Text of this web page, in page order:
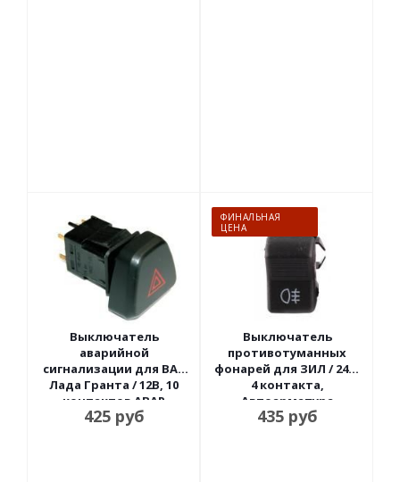
Выключатель
аварийной
сигнализации для ВАЗ
Лада Гранта / 12В, 10
контактов АВАР
425руб
ФИНАЛЬНАЯ
ЦЕНА
Выключатель
противотуманных
фонарей для ЗИЛ / 24В,
4 контакта,
Автоарматура
435руб